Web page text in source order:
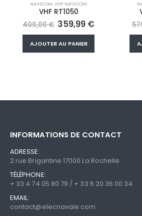
NAVICOM,VHF NAVICOM
VHF RT1050
400,00€ Le
initial
était :
400,00 €.
359,99 €
359,99 €.
AJOUTER AU PANIER
INFORMATIONS DE CONTACT
ADRESSE:
2 rue Brigantine 17000 La Rochelle
TÉLÉPHONE:
+ 33 4 74 05 80 79 / + 33 6 20 36 00 34
EMAIL:
contact@elecnavale.com